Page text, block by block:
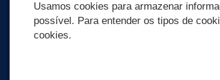
Usamos cookies para armazenar
possível. Para entender os tipos de
cookies.